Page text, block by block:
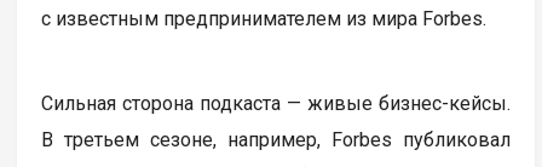
с известным предпринимателем из мира Forbes.
Сильная сторона подкаста — живые бизнес-кейсы.
В третьем сезоне, например, Forbes публиковал